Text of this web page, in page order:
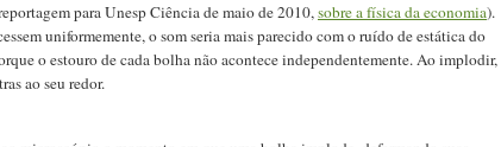
para Unesp Ciência de maio de 2010,sobre a física da economia).
uniformemente, o som seria mais parecido com o ruído de estática do
o estouro de cada bolha não acontece independentemente. Ao implodir,
ao seu redor.